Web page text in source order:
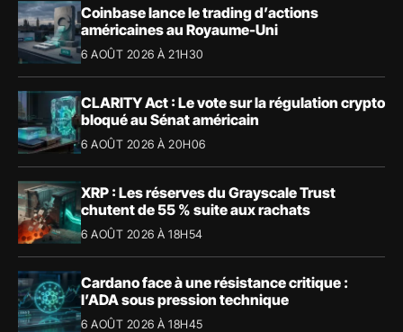
Coinbase lance le trading d’actions
américaines au Royaume-Uni
6 AOÛT 2026 À 21H30
CLARITY Act : Le vote sur la régulation crypto
bloqué au Sénat américain
6 AOÛT 2026 À 20H06
XRP : Les réserves du Grayscale Trust
chutent de 55 % suite aux rachats
6 AOÛT 2026 À 18H54
Cardano face à une résistance critique :
l’ADA sous pression technique
6 AOÛT 2026 À 18H45